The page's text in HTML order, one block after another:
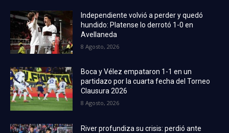
Independiente volvió a perder y quedó
hundido: Platense lo derrotó 1-0 en
Avellaneda
8 Agosto, 2026
Boca y Vélez empataron 1-1 en un
partidazo por la cuarta fecha del Torneo
Clausura 2026
8 Agosto, 2026
River profundiza su crisis: perdió ante